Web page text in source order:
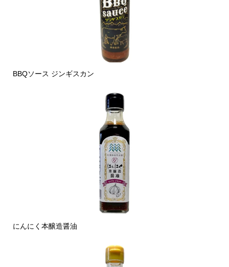
BBQソース ジンギスカン
にんにく本醸造醤油